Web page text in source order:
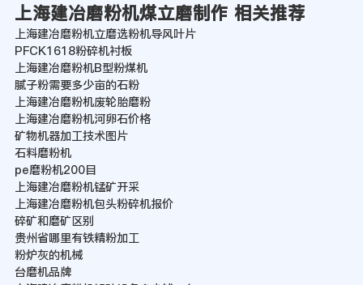
上海建冶磨粉机煤立磨制作 相关推荐
上海建冶磨粉机立磨选粉机导风叶片
PFCK1618粉碎机衬板
上海建冶磨粉机B型粉煤机
腻子粉需要多少亩的石粉
上海建冶磨粉机废轮胎磨粉
上海建冶磨粉机河卵石价格
矿物机器加工技术图片
石料磨粉机
pe磨粉机200目
上海建冶磨粉机锰矿开采
上海建冶磨粉机包头粉碎机报价
碎矿和磨矿区别
贵州省哪里有铁精粉加工
粉炉灰的机械
台磨机品牌